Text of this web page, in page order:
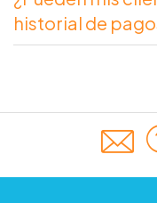
historial de